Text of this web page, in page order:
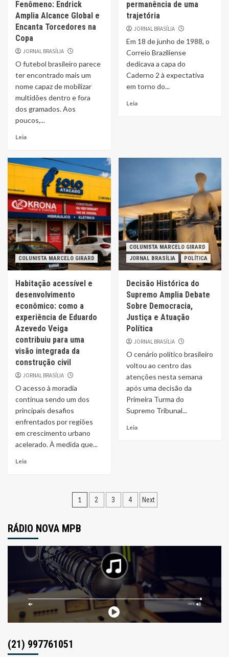
Fenômeno: Endrick
Amplia Alcance Global e
Encanta Torcedores na
Copa
JORNAL BRASÍLIA
O futebol brasileiro parece
ter encontrado mais um
nome capaz de mobilizar
multidões dentro e fora
dos gramados. Aos
poucos,...
Leia
permanência de uma
trajetória
JORNAL BRASÍLIA
Em 18 de junho de 1988, o
Correio Braziliense
dedicava a capa do
Caderno 2 à expectativa
em torno do...
Leia
COLUNISTA MARCELO GIRARD
Habitação acessível e
desenvolvimento
econômico: como a
experiência de Eduardo
Azevedo Veiga
contribuiu para uma
visão integrada da
construção civil
JORNAL BRASÍLIA
O acesso à moradia
continua sendo um dos
principais desafios
enfrentados por regiões
em crescimento urbano
acelerado. À medida que...
Leia
COLUNISTA MARCELO GIRARD
JORNAL BRASÍLIA
POLÍTICA
Decisão Histórica do
Supremo Amplia Debate
Sobre Democracia,
Justiça e Atuação
Política
JORNAL BRASÍLIA
O cenário político brasileiro
voltou ao centro das
atenções nesta semana
após uma decisão da
Primeira Turma do
Supremo Tribunal...
Leia
Navegação
posts
1 2 3 4 Next
RÁDIO NOVA MPB
(21) 997761051